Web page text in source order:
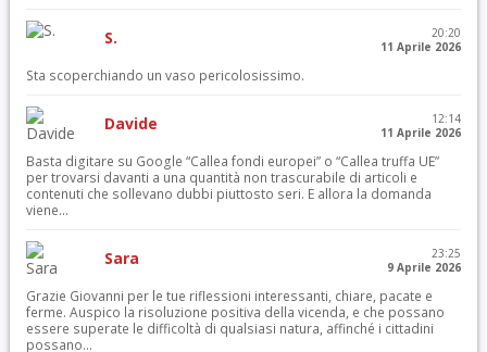
S.
20:20
11 Aprile 2026
Sta scoperchiando un vaso pericolosissimo.
Davide
12:14
11 Aprile 2026
Basta digitare su Google “Callea fondi europei” o “Callea truffa UE”
per trovarsi davanti a una quantità non trascurabile di articoli e
contenuti che sollevano dubbi piuttosto seri. E allora la domanda
viene...
Sara
23:25
9 Aprile 2026
Grazie Giovanni per le tue riflessioni interessanti, chiare, pacate e
ferme. Auspico la risoluzione positiva della vicenda, e che possano
essere superate le difficoltà di qualsiasi natura, affinché i cittadini
possano...